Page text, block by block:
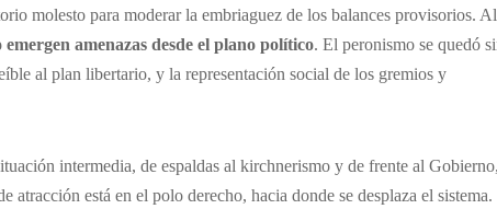
molesto para moderar la embriaguez de los balances provisorios. Al
amenazas desde el plano político. El peronismo se quedó
al plan libertario, y la representación social de los gremios y
intermedia, de espaldas al kirchnerismo y de frente al
está en el polo derecho, hacia donde se desplaza el sistema.